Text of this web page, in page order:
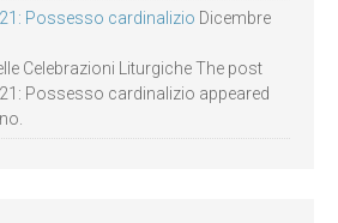
Possesso cardinalizio Dicembre
Celebrazioni Liturgiche The post
Possesso cardinalizio appeared